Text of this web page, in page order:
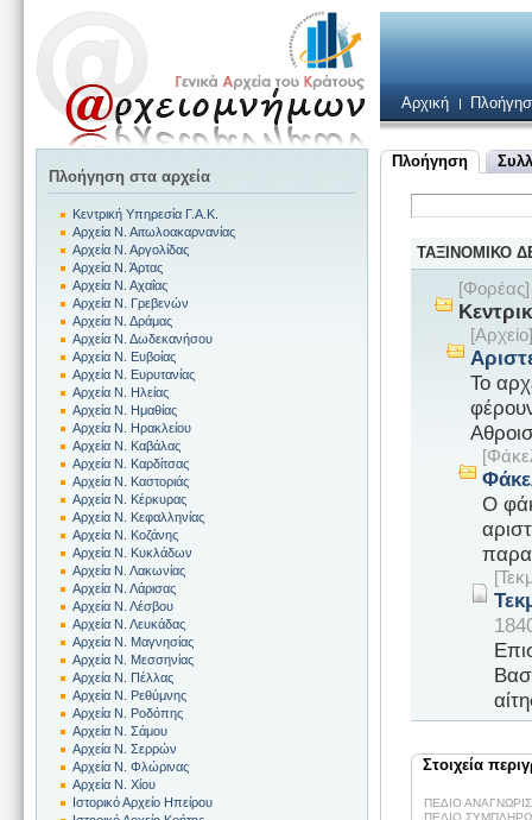
Αρχική
Πλοήγηση
ΤΑΞΙΝΟΜΙΚΟ
Το
Ο
Στοιχεία
ΠΕΔΙΟ
ΠΕΔΙΟ
Πλοήγηση στα αρχεία
Κεντρική Υπηρεσία Γ.Α.Κ.
Αρχεία Ν. Αιτωλοακαρνανίας
Αρχεία Ν. Αργολίδας
Αρχεία Ν. Άρτας
Αρχεία Ν. Αχαΐας
Αρχεία Ν. Γρεβενών
Αρχεία Ν. Δράμας
Αρχεία Ν. Δωδεκανήσου
Αρχεία Ν. Ευβοίας
Αρχεία Ν. Ευρυτανίας
Αρχεία Ν. Ηλείας
Αρχεία Ν. Ημαθίας
Αρχεία Ν. Ηρακλείου
Αρχεία Ν. Καβάλας
Αρχεία Ν. Καρδίτσας
Αρχεία Ν. Καστοριάς
Αρχεία Ν. Κέρκυρας
Αρχεία Ν. Κεφαλληνίας
Αρχεία Ν. Κοζάνης
Αρχεία Ν. Κυκλάδων
Αρχεία Ν. Λακωνίας
Αρχεία Ν. Λάρισας
Αρχεία Ν. Λέσβου
Αρχεία Ν. Λευκάδας
Αρχεία Ν. Μαγνησίας
Αρχεία Ν. Μεσσηνίας
Αρχεία Ν. Πέλλας
Αρχεία Ν. Ρεθύμνης
Αρχεία Ν. Ροδόπης
Αρχεία Ν. Σάμου
Αρχεία Ν. Σερρών
Αρχεία Ν. Φλώρινας
Αρχεία Ν. Χίου
Ιστορικό Αρχείο Ηπείρου